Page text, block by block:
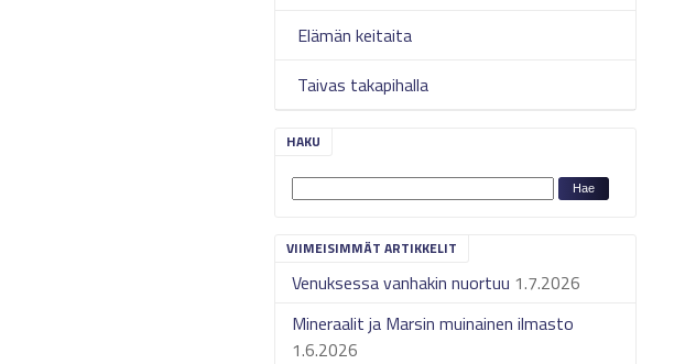
Elämän keitaita
Taivas takapihalla
HAKU
VIIMEISIMMÄT ARTIKKELIT
Venuksessa vanhakin nuortuu 1.7.2026
Mineraalit ja Marsin muinainen ilmasto
1.6.2026